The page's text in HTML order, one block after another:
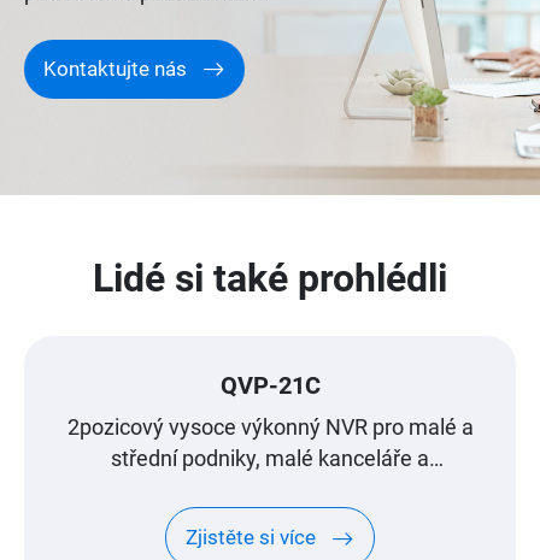
Kontaktujte nás
Lidé si také prohlédli
QVP-21C
2pozicový vysoce výkonný NVR pro malé a
střední podniky, malé kanceláře a
Zjistěte si více